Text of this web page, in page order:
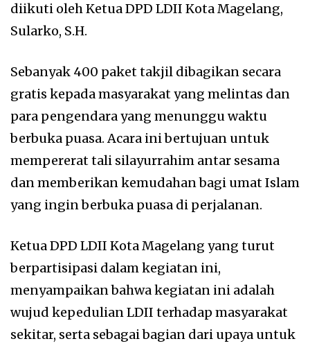
diikuti oleh Ketua DPD LDII Kota Magelang,
Sularko, S.H.
Sebanyak 400 paket takjil dibagikan secara
gratis kepada masyarakat yang melintas dan
para pengendara yang menunggu waktu
berbuka puasa. Acara ini bertujuan untuk
mempererat tali silayurrahim antar sesama
dan memberikan kemudahan bagi umat Islam
yang ingin berbuka puasa di perjalanan.
Ketua DPD LDII Kota Magelang yang turut
berpartisipasi dalam kegiatan ini,
menyampaikan bahwa kegiatan ini adalah
wujud kepedulian LDII terhadap masyarakat
sekitar, serta sebagai bagian dari upaya untuk